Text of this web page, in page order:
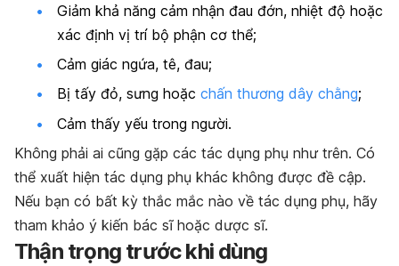
Giảm khả năng cảm nhận đau đớn, nhiệt độ hoặc
xác định vị trí bộ phận cơ thể;
Cảm giác ngứa, tê, đau;
Bị tấy đỏ, sưng hoặc chấn thương dây chằng;
Cảm thấy yếu trong người.
Không phải ai cũng gặp các tác dụng phụ như trên. Có
thể xuất hiện tác dụng phụ khác không được đề cập.
Nếu bạn có bất kỳ thắc mắc nào về tác dụng phụ, hãy
tham khảo ý kiến bác sĩ hoặc dược sĩ.
Thận trọng trước khi dùng